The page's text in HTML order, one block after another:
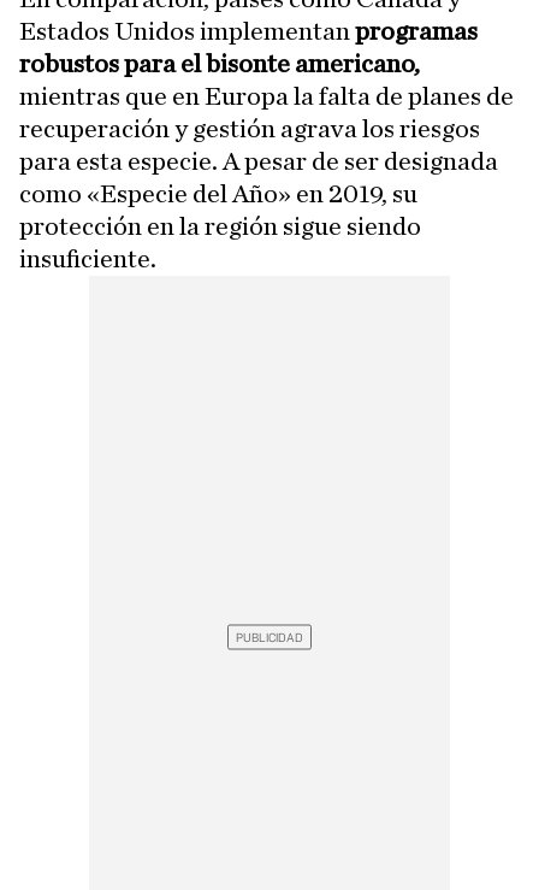
Estados Unidos implementan programas
robustos para el bisonte americano,
mientras que en Europa la falta de planes de
recuperación y gestión agrava los riesgos
para esta especie. A pesar de ser designada
como «Especie del Año» en 2019, su
protección en la región sigue siendo
insuficiente.